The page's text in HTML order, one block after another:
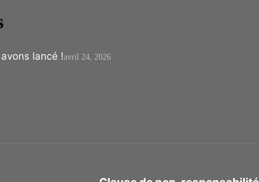
lancé !avril 24, 2026